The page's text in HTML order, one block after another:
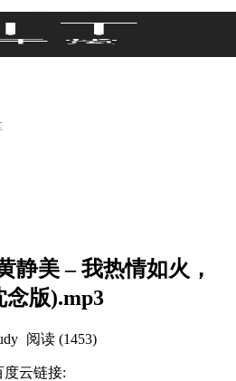
静美 – 我热情如火，
版).mp3
阅读 (1453)
度云链接: